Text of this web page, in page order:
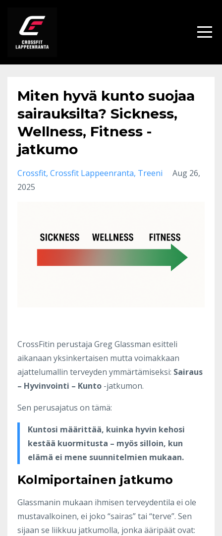
Miten hyvä kunto suojaa
sairauksilta? Sickness,
Wellness, Fitness -
jatkumo
Crossfit Crossfit Lappeenranta Treeni
Aug 26,
2025
CrossFitin perustaja Greg Glassman esitteli
aikanaan yksinkertaisen mutta voimakkaan
ajattelumallin terveyden ymmärtämiseksi: Sairaus
– Hyvinvointi – Kunto -jatkumon.
Sen perusajatus on tämä:
Kuntosi määrittää, kuinka hyvin kehosi
kestää kuormitusta – myös silloin, kun
elämä ei mene suunnitelmien mukaan.
Kolmiportainen jatkumo
Glassmanin mukaan ihmisen terveydentila ei ole
mustavalkoinen, ei joko “sairas” tai “terve”. Sen
sijaan se liikkuu jatkumolla, jonka ääripäät ovat: